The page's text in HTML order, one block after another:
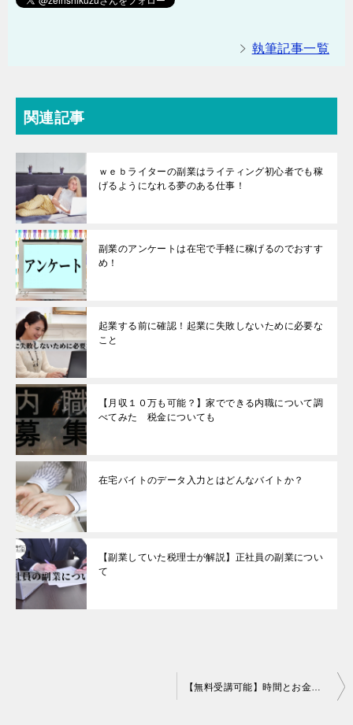
執筆記事一覧
関連記事
ｗｅｂライターの副業はライティング初心者でも稼
げるようになれる夢のある仕事！
副業のアンケートは在宅で手軽に稼げるのでおすす
め！
起業する前に確認！起業に失敗しないために必要な
こと
【月収１０万も可能？】家でできる内職について調
べてみた 税金についても
在宅バイトのデータ入力とはどんなバイトか？
【副業していた税理士が解説】正社員の副業につい
て
【無料受講可能】時間とお金を無駄にしない起業セミナーの選び方